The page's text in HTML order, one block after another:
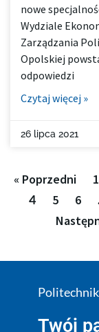
nowe
Wydziale
Zarządzania
Opolskiej
odpowiedzi
Czytaj więcej »
26 lipca 2021
« Poprzedni 1
4 5 6
Twój